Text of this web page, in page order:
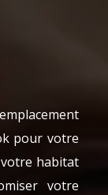
pour votre
habitat
votre